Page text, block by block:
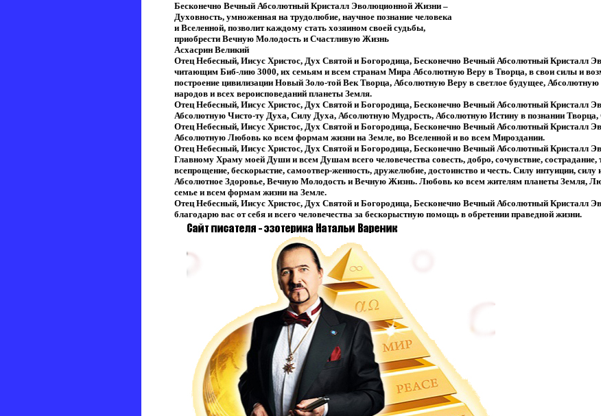
Бесконечно Вечный Абсолютный Кристалл Эволюционной Жизни –
Духовность, умноженная на трудолюбие, научное познание человека
и Вселенной, позволит каждому стать хозяином своей судьбы,
приобрести Вечную Молодость и Счастливую Жизнь
Асхасрин Великий
Отец Небесный, Иисус Христос, Дух Святой и Богородица, Бесконечно Вечный Абсолютный Кристалл
читающим Биб-лию 3000, их семьям и всем странам Мира Абсолютную Веру в Творца, в свои силы и
построение цивилизации Новый Золо-той Век Творца, Абсолютную Веру в светлое будущее,
народов и всех вероисповеданий планеты Земля.
Отец Небесный, Иисус Христос, Дух Святой и Богородица, Бесконечно Вечный Абсолютный Кристалл
Абсолютную Чисто-ту Духа, Силу Духа, Абсолютную Мудрость, Абсолютную Истину в познании
Отец Небесный, Иисус Христос, Дух Святой и Богородица, Бесконечно Вечный Абсолютный Кристалл
Абсолютную Любовь ко всем формам жизни на Земле, во Вселенной и во всем Мироздании.
Отец Небесный, Иисус Христос, Дух Святой и Богородица, Бесконечно Вечный Абсолютный Кристалл
Главному Храму моей Души и всем Душам всего человечества совесть, добро, сочувствие, сострадание,
всепрощение, бескорыстие, самоотвер-женность, дружелюбие, достоинство и честь. Силу интуиции, силу
Абсолютное Здоровье, Вечную Молодость и Вечную Жизнь. Любовь ко всем жителям планеты Земля,
семье и всем формам жизни на Земле.
Отец Небесный, Иисус Христос, Дух Святой и Богородица, Бесконечно Вечный Абсолютный Кристалл
благодарю вас от себя и всего человечества за бескорыстную помощь в обретении праведной жизни.